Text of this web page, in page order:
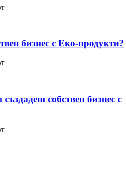
бизнес с Еко-продукти?
собствен бизнес с